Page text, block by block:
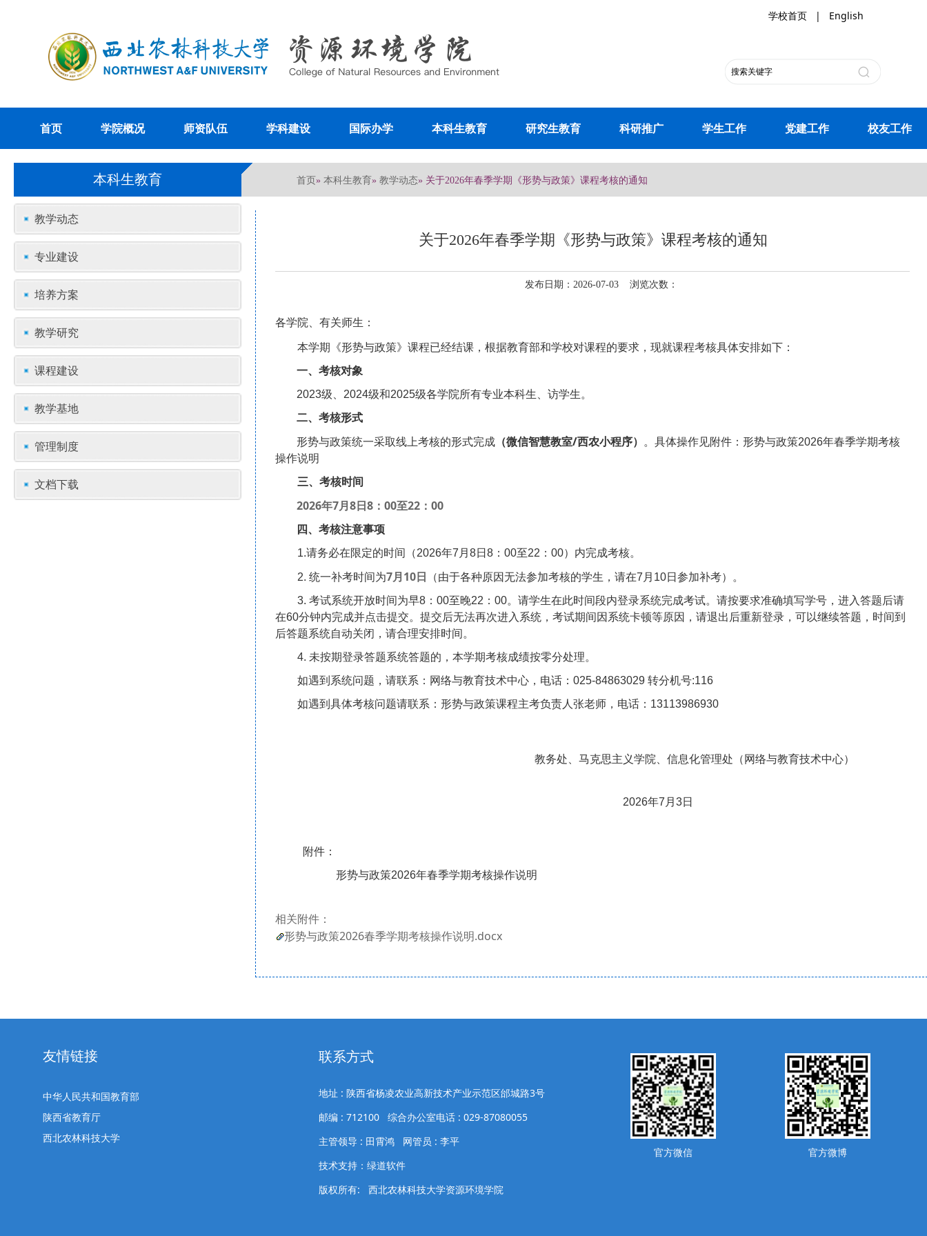
学校首页 | English
首页 学院概况 师资队伍 学科建设 国际办学 本科生教育 研究生教育 科研推广 学生工作 党建工作 校友工作
本科生教育 首页» 本科生教育» 教学动态» 关于2026年春季学期《形势与政策》课程考核的通知
教学动态
专业建设
培养方案
教学研究
课程建设
教学基地
管理制度
文档下载
关于2026年春季学期《形势与政策》课程考核的通知
发布日期：2026-07-03 浏览次数：
各学院、有关师生：
本学期《形势与政策》课程已经结课，根据教育部和学校对课程的要求，现就课程考核具体安排如下：
一、考核对象
2023级、2024级和2025级各学院所有专业本科生、访学生。
二、考核形式
形势与政策统一采取线上考核的形式完成 （微信智慧教室/西农小程序）
。具体操作见附件：形势与政策2026年春季学期考核
操作说明
三、考核时间
2026年7月 8 日 8 ： 00至22 ： 00
四、考核注意事项
1.请务必在限定的时间（2026年7月8日8：00至22：00）内完成考核。
2. 统一补考时间为7月 10 日
（由于各种原因无法参加考核的学生，请在7月10日参加补考）。
3. 考试系统开放时间为早8：00至晚22：00。请学生在此时间段内登录系统完成考试。请按要求准确填写学号，进入答题后请
在60分钟内完成并点击提交。提交后无法再次进入系统，考试期间因系统卡顿等原因，请退出后重新登录，可以继续答题，时间到
后答题系统自动关闭，请合理安排时间。
4. 未按期登录答题系统答题的，本学期考核成绩按零分处理。
如遇到系统问题，请联系：网络与教育技术中心，电话：025-84863029 转分机号:116
如遇到具体考核问题请联系：形势与政策课程主考负责人张老师，电话：13113986930
教务处、马克思主义学院、信息化管理处（网络与教育技术中心）
2026年7月3日
附件：
形势与政策2026年春季学期考核操作说明
相关附件：
形势与政策2026春季学期考核操作说明.docx
友情链接
中华人民共和国教育部
陕西省教育厅
西北农林科技大学
联系方式
地址 : 陕西省杨凌农业高新技术产业示范区邰城路3号
邮编 : 712100 综合办公室电话 : 029-87080055
主管领导 : 田霄鸿 网管员 : 李平
技术支持：绿道软件
版权所有: 西北农林科技大学资源环境学院
官方微信 官方微博